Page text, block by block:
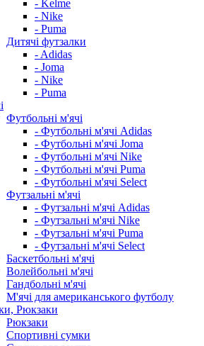
- Kelme
- Nike
- Puma
Дитячі футзалки
- Adidas
- Joma
- Nike
- Puma
Футбольні м'ячі
- Футбольні м'ячі Adidas
- Футбольні м'ячі Joma
- Футбольні м'ячі Nike
- Футбольні м'ячі Puma
- Футбольні м'ячі Select
Футзальні м'ячі
- Футзальні м'ячі Adidas
- Футзальні м'ячі Nike
- Футзальні м'ячі Puma
- Футзальні м'ячі Select
Баскетбольні м'ячі
Волейбольні м'ячі
Гандбольні м'ячі
М'ячі для американського футболу
Рюкзаки
Рюкзаки
Спортивні сумки